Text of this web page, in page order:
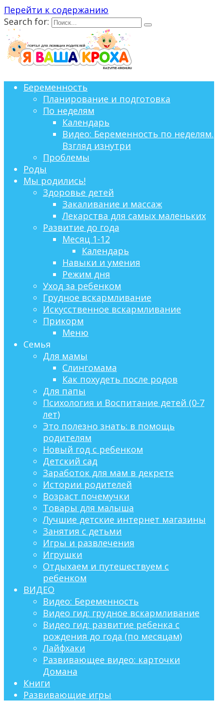
Перейти к содержанию
Search for:
Беременность
Планирование и подготовка
По неделям
Календарь
Видео: Беременность по неделям.
Взгляд изнутри
Проблемы
Роды
Мы родились!
Здоровье детей
Закаливание и массаж
Лекарства для самых маленьких
Развитие до года
Месяц 1-12
Календарь
Навыки и умения
Режим дня
Уход за ребенком
Грудное вскармливание
Искусственное вскармливание
Прикорм
Меню
Семья
Для мамы
Слингомама
Как похудеть после родов
Для папы
Психология и Воспитание детей (0-7
лет)
Это полезно знать: в помощь
родителям
Новый год с ребенком
Детский сад
Заработок для мам в декрете
Истории родителей
Возраст почемучки
Товары для малыша
Лучшие детские интернет магазины
Занятия с детьми
Игры и развлечения
Игрушки
Отдыхаем и путешествуем с
ребенком
ВИДЕО
Видео: Беременность
Видео гид: грудное вскармливание
Видео гид: развитие ребенка с
рождения до года (по месяцам)
Лайфхаки
Развивающее видео: карточки
Домана
Книги
Развивающие игры